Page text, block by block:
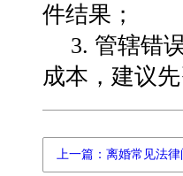
件结果；
3. 管辖错
成本，建议
上一篇：离婚常见法